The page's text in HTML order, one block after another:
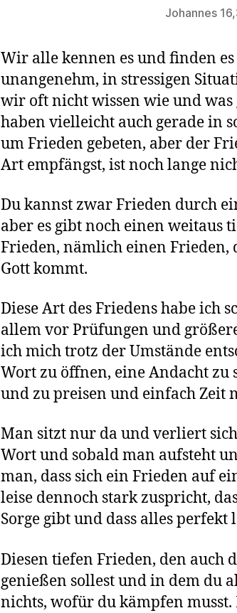
Johannes
Wir alle kennen es und finden
unangenehm, in stressigen
wir oft nicht wissen wie und was
haben vielleicht auch gerade in
um Frieden gebeten, aber der
Art empfängst, ist noch lange
Du kannst zwar Frieden durch
aber es gibt noch einen weitaus
Frieden, nämlich einen Frieden,
Gott kommt.
Diese Art des Friedens habe ich
allem vor Prüfungen und
ich mich trotz der Umstände
Wort zu öffnen, eine Andacht zu
und zu preisen und einfach Zeit
Man sitzt nur da und verliert
Wort und sobald man aufsteht
man, dass sich ein Frieden auf
leise dennoch stark zuspricht,
Sorge gibt und dass alles
Diesen tiefen Frieden, den auch
genießen sollest und in dem du
nichts, wofür du kämpfen musst.